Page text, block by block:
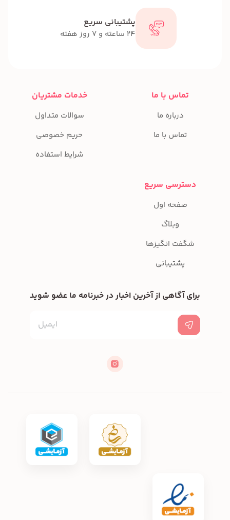
پشتیبانی سریع
24 ساعته و 7 روز هفته
تماس با ما
درباره ما
تماس با ما
خدمات مشتریان
سوالات متداول
حریم خصوصی
شرایط استفاده
دسترسی سریع
صفحه اول
وبلاگ
شگفت انگیزها
پشتیبانی
برای آگاهی از آخرین اخبار در خبرنامه ما عضو شوید